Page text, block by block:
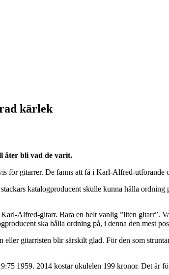
kärlek
åter bli vad de varit.
för gitarrer. De fanns att få i Karl-Alfred-utförande
katalogproducent skulle kunna hålla
Alfred-gitarr. Bara en helt vanlig ”liten gitarr”.
ska hålla ordning på, i denna den mest
gitarristen blir särskilt glad. För den som
1959. 2014 kostar ukulelen 199 kronor. Det är